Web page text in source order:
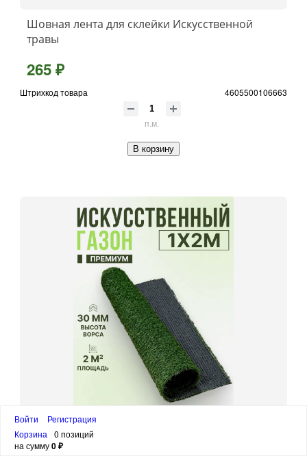
Шовная лента для склейки Искусственной
травы
265 ₽
Штрихкод товара 4605500106663
п.м.
В корзину
Коврик из искусственной травы "Премиум"
1000x2000x30мм
Войти
Регистрация
Корзина
0 позиций
на сумму0 ₽